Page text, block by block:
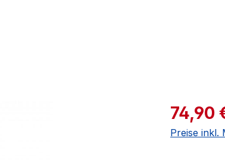
74,90
Preise inkl.